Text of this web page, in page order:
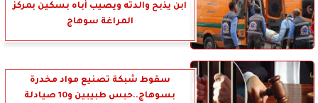
ابن يذبح والدته ويصيب أباه بسكين بمركز
المراغة سوهاج
سقوط شبكة تصنيع مواد مخدرة
بسوهاج..حبس طبيبين و10 صيادلة